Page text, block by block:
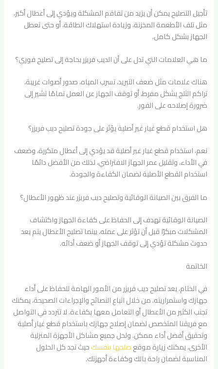
تأجيل التصليح يمكن أن يزيد من تفاقم المشكلة ويؤدي إلى أعطال أكبر،
مثل تلف الأطعمة المخزنة، وزيادة استهلاك الطاقة، أو حتى تعطل
الجهاز بشكل كامل.
ما هي العلامات التي تدل على أن الديب فريزر بحاجة إلى تصليح فوري؟
هناك علامات مثل ضعف التبريد، تسرب المياه، صدور أصوات غريبة،
تراكم الثلج بشكل مفرط، أو توقف الجهاز عن العمل تمامًا تشير إلى
ضرورة إصلاحه على الفور.
هل استخدام قطع غيار غير أصلية يؤثر على جودة تصليح ديب فريزر؟
نعم، استخدام قطع غيار غير أصلية قد يؤدي إلى أعطال متكررة، وضعف
في الأداء، وتقليل عمر الجهاز الافتراضي، لذلك من الأفضل دائمًا
استخدام القطع الأصلية لضمان الكفاءة والجودة.
ما الفرق بين الصيانة الوقائية وتصليح ديب فريزر عند ظهور الأعطال؟
الصيانة الوقائية تهدف إلى الحفاظ على كفاءة الجهاز واكتشاف
المشكلات مبكرًا قبل أن تؤثر على عمله، بينما تصليح الأعطال يتم بعد
حدوث مشكلة تؤدي إلى توقف الجهاز أو ضعف أدائه.
الخاتمة
في الختام، يعد تصليح ديب فريزر من الأمور الهامة للحفاظ على أداء
جهازك واستمراريته. من خلال اتباع النصائح والإجراءات الصحيحة، يمكنك
تجنب الكثير من الأعطال أو التعامل معها بكفاءة. لا تتردد في التواصل
مع فريقنا المتخصص لضمان إصلاح جهازك باستخدام قطع غيار أصلية
وتحقيق أفضل أداء ممكن. ولحل جميع مشاكل الأجهزة المنزلية
الأخرى، يمكنك زيارة موقعصلحها بنفسكحيث تجد كل الحلول
المناسبة لضمان راحة بالك وكفاءة أجهزتك.